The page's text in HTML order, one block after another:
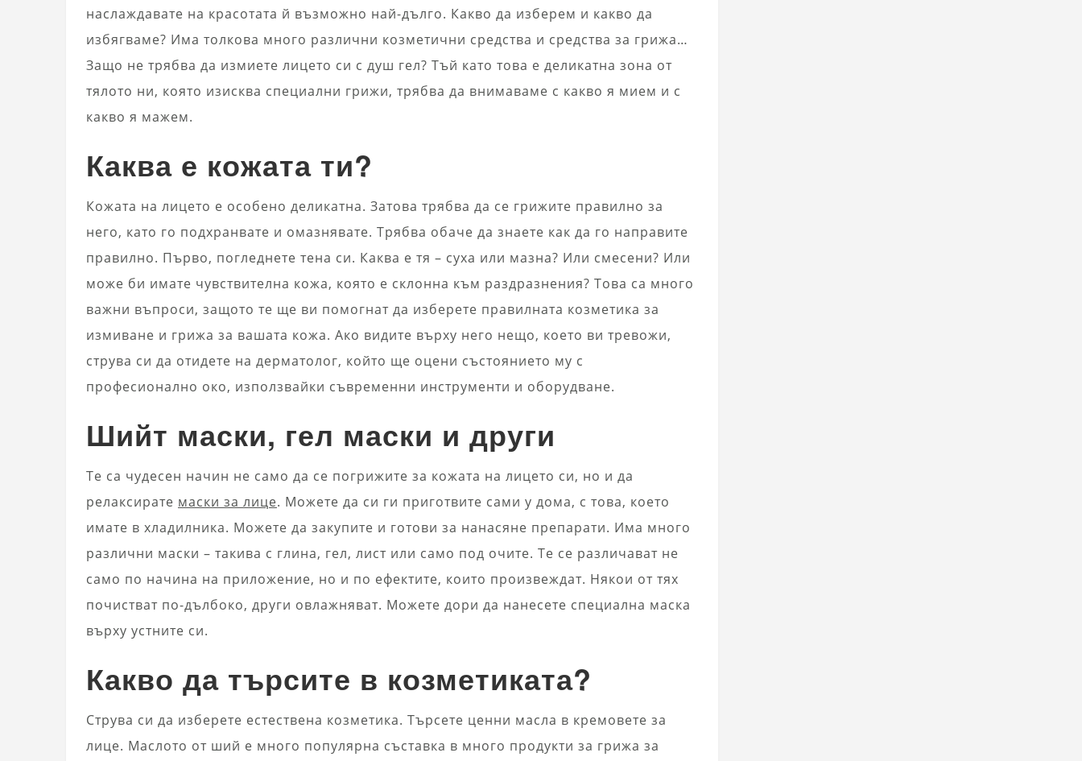
наслаждавате на красотата й възможно най-дълго. Какво да изберем и какво да
избягваме? Има толкова много различни козметични средства и средства за грижа…
Защо не трябва да измиете лицето си с душ гел? Тъй като това е деликатна зона от
тялото ни, която изисква специални грижи, трябва да внимаваме с какво я мием и с
какво я мажем.
Каква е кожата ти?
Кожата на лицето е особено деликатна. Затова трябва да се грижите правилно за
него, като го подхранвате и омазнявате. Трябва обаче да знаете как да го направите
правилно. Първо, погледнете тена си. Каква е тя – суха или мазна? Или смесени? Или
може би имате чувствителна кожа, която е склонна към раздразнения? Това са много
важни въпроси, защото те ще ви помогнат да изберете правилната козметика за
измиване и грижа за вашата кожа. Ако видите върху него нещо, което ви тревожи,
струва си да отидете на дерматолог, който ще оцени състоянието му с
професионално око, използвайки съвременни инструменти и оборудване.
Шийт маски, гел маски и други
Те са чудесен начин не само да се погрижите за кожата на лицето си, но и да
релаксирате маски за лице. Можете да си ги приготвите сами у дома, с това, което
имате в хладилника. Можете да закупите и готови за нанасяне препарати. Има много
различни маски – такива с глина, гел, лист или само под очите. Те се различават не
само по начина на приложение, но и по ефектите, които произвеждат. Някои от тях
почистват по-дълбоко, други овлажняват. Можете дори да нанесете специална маска
върху устните си.
Какво да търсите в козметиката?
Струва си да изберете естествена козметика. Търсете ценни масла в кремовете за
лице. Маслото от ший е много популярна съставка в много продукти за грижа за